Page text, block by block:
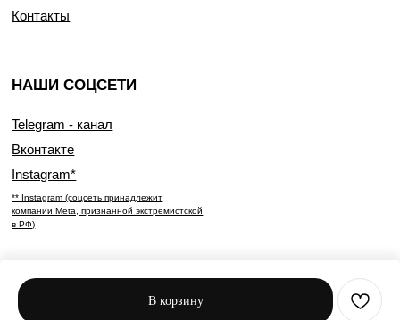
В корзину
НАШИ СОЦСЕТИ
Telegram - канал
Вконтакте
Instagram*
** Instagram (соцсеть принадлежит
компании Meta, признанной экстремистской
в РФ)
Контакты